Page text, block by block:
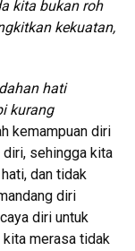
kita bukan roh
kekuatan,
hati
kurang
kemampuan diri
sehingga kita
dan tidak
diri
diri untuk
kita merasa tidak